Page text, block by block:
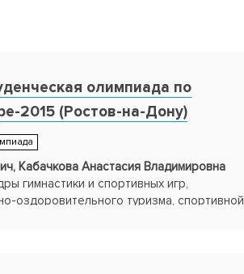
олимпиада по
2015 (Ростов-на-Дону)
Кабачкова Анастасия Владимировна
гимнастики и спортивных игр,
оздоровительного туризма, спортивной